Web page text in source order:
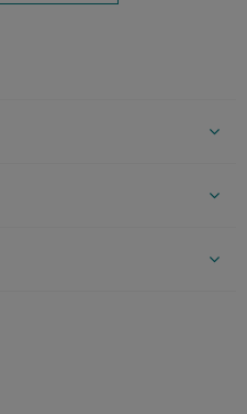
KOSZTÓW PŁATNOŚCI